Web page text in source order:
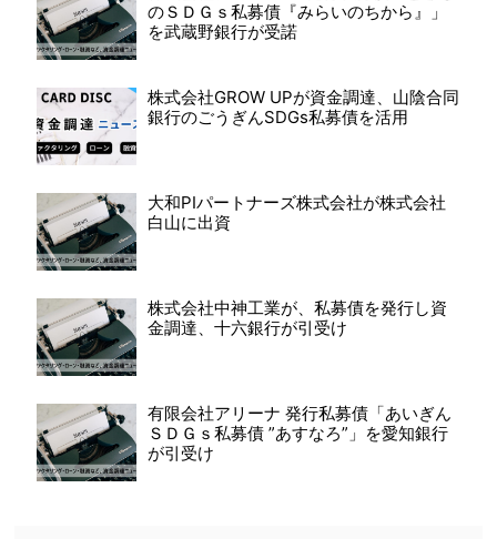
のＳＤＧｓ私募債『みらいのちから』」
を武蔵野銀行が受諾
株式会社GROW UPが資金調達、山陰合同
銀行のごうぎんSDGs私募債を活用
大和PIパートナーズ株式会社が株式会社
白山に出資
株式会社中神工業が、私募債を発行し資
金調達、十六銀行が引受け
有限会社アリーナ 発行私募債「あいぎん
ＳＤＧｓ私募債 ”あすなろ”」を愛知銀行
が引受け